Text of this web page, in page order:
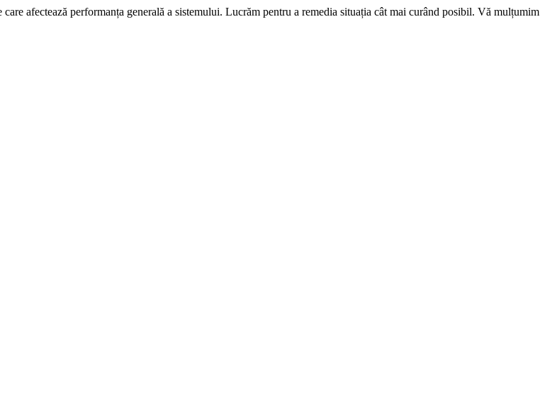
afectează performanța generală a sistemului. Lucrăm pentru a remedia situația cât mai curând posibil. Vă mulțumim